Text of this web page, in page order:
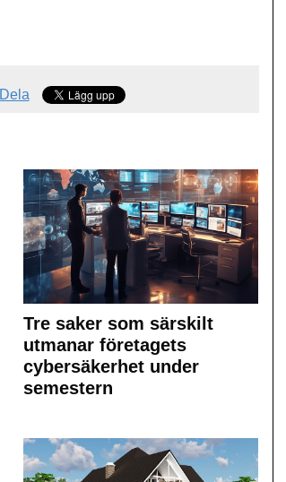
Dela
Tre saker som särskilt
utmanar företagets
cybersäkerhet under
semestern